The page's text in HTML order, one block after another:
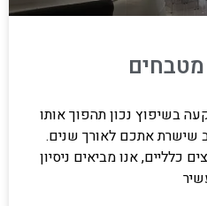
בשיפוץ נכון תהפוך אותו
שישרת אתכם לאורך שנים.
כלליים, אנו מביאים ניסיון